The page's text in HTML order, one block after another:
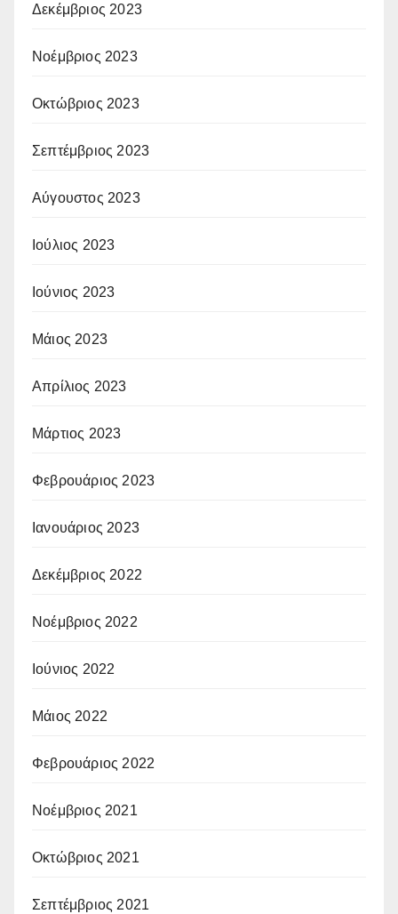
Δεκέμβριος 2023
Νοέμβριος 2023
Οκτώβριος 2023
Σεπτέμβριος 2023
Αύγουστος 2023
Ιούλιος 2023
Ιούνιος 2023
Μάιος 2023
Απρίλιος 2023
Μάρτιος 2023
Φεβρουάριος 2023
Ιανουάριος 2023
Δεκέμβριος 2022
Νοέμβριος 2022
Ιούνιος 2022
Μάιος 2022
Φεβρουάριος 2022
Νοέμβριος 2021
Οκτώβριος 2021
Σεπτέμβριος 2021